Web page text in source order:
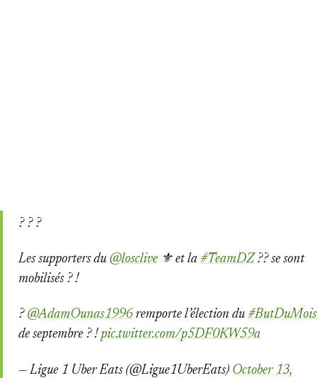
? ? ?
Les supporters du @losclive ⚜ et la #TeamDZ?? se sont
mobilisés ? !
? @AdamOunas1996 remporte l’élection du #ButDuMois
de septembre ? !pic.twitter.com/p5DF0KW59a
— Ligue 1 Uber Eats (@Ligue1UberEats) October 13,